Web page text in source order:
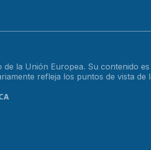
la Unión Europea. Su contenido es
refleja los puntos de vista de